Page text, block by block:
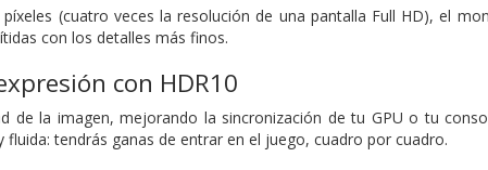
(cuatro veces la resolución de una pantalla Full HD), el
con los detalles más finos.
con HDR10
de la imagen, mejorando la sincronización de tu GPU o tu
tendrás ganas de entrar en el juego, cuadro por cuadro.